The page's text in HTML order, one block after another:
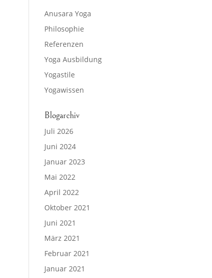
Anusara Yoga
Philosophie
Referenzen
Yoga Ausbildung
Yogastile
Yogawissen
Blogarchiv
Juli 2026
Juni 2024
Januar 2023
Mai 2022
April 2022
Oktober 2021
Juni 2021
März 2021
Februar 2021
Januar 2021